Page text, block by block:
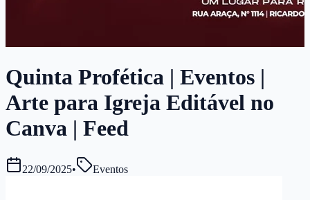
Quinta Profética | Eventos |
Arte para Igreja Editável no
Canva | Feed
22/09/2025• Eventos